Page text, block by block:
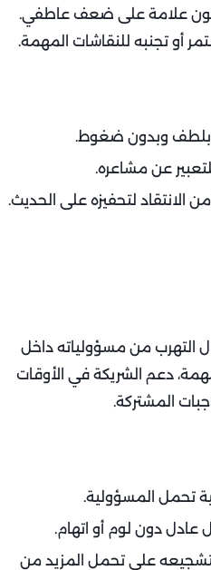
علامة على ضعف عاطفي.
أو تجنبه للنقاشات المهمة.
بلطف وبدون ضغوط.
عن مشاعره.
الانتقاد لتحفيزه على الحديث.
التهرب من مسؤولياته داخل
دعم الشريكة في الأوقات
المشتركة.
تحمل المسؤولية.
عادل دون لوم أو اتهام.
على تحمل المزيد من